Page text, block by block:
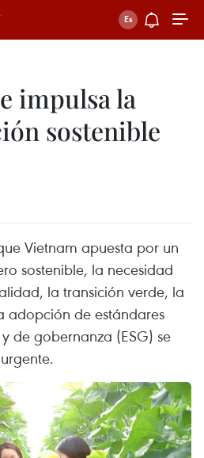
impulsa la
sostenible
Vietnam apuesta por un
sostenible, la necesidad
la transición verde, la
adopción de estándares
de gobernanza (ESG) se